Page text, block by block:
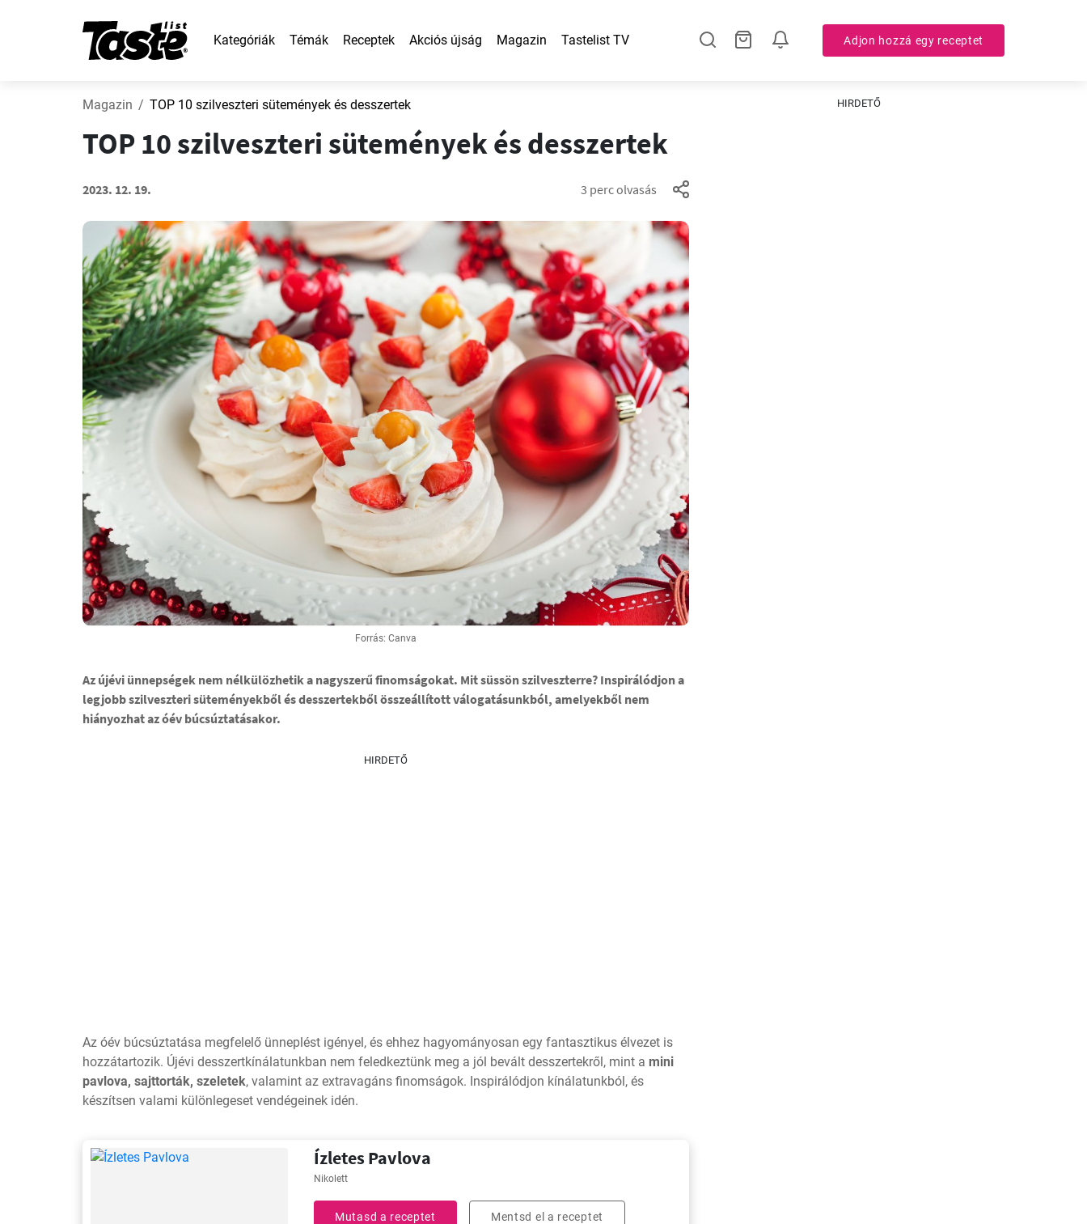
Kategóriák Témák Receptek Akciós újság Magazin Tastelist TV Adjon hozzá egy receptet
Magazin TOP 10 szilveszteri sütemények és desszertek
TOP 10 szilveszteri sütemények és desszertek
2023. 12. 19. 3 perc olvasás
Forrás: Canva
Az újévi ünnepségek nem nélkülözhetik a nagyszerű finomságokat. Mit süssön szilveszterre? Inspirálódjon a
legjobb szilveszteri süteményekből és desszertekből összeállított válogatásunkból, amelyekből nem
hiányozhat az óév búcsúztatásakor.
HIRDETŐ
Az óév búcsúztatása megfelelő ünneplést igényel, és ehhez hagyományosan egy fantasztikus élvezet is
hozzátartozik. Újévi desszertkínálatunkban nem feledkeztünk meg a jól bevált desszertekről, mint a mini
pavlova, sajttorták, szeletek, valamint az extravagáns finomságok. Inspirálódjon kínálatunkból, és
készítsen valami különlegeset vendégeinek idén.
Ízletes Pavlova
Nikolett
Mutasd a receptet Mentsd el a receptet
HIRDETŐ